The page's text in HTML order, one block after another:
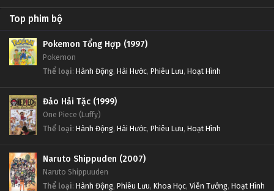
Top phim bộ
Pokemon Tổng Hợp (1997)
Pokemon
Thể loại: Hành Động, Hài Hước, Phiêu Lưu, Hoạt Hình
Đảo Hải Tặc (1999)
One Piece (Luffy)
Thể loại: Hành Động, Hài Hước, Phiêu Lưu, Hoạt Hình
Naruto Shippuden (2007)
Naruto Shippuuden
Thể loại: Hành Động, Phiêu Lưu, Khoa Học, Viễn Tưởng, Hoạt Hình